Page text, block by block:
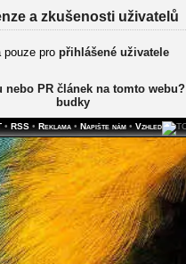
a zkušenosti uživatelů
pouze pro přihlášené uživatele
nebo PR článek na tomto webu?
budky
• RSS• Reklama• Napište nám• Vzhled